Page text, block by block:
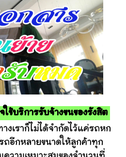
ช้บริการรับจ้างขนของรังสิต
าก็ไม่ได้จำกัดไว้แค่รถหก
ถอีกหลายขนาดให้ลูกค้าทุก